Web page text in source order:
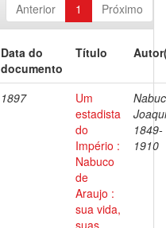
Anterior 1 Próximo
Data do
documento
Título
1897
Um
estadista
do
Império :
Nabuco
de
Araujo :
sua vida,
suas
1849-
1910